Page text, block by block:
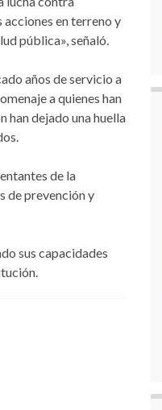
en terreno y
pública», señaló.
años de servicio a
a quienes han
han dejado una huella
de la
de prevención y
sus capacidades